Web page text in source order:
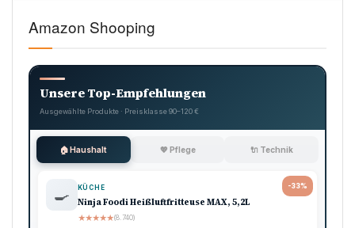
Amazon Shooping
Unsere Top-Empfehlungen
Ausgewählte Produkte · Preisklasse 90–120 €
🏠 Haushalt 💖 Pflege 🔌 Technik
-33%
🍳 KÜCHE
Ninja Foodi Heißluftfritteuse MAX, 5,2L
★★★★★(8.740)